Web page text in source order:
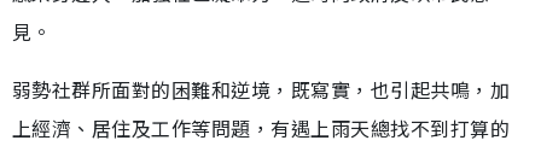
見。
弱勢社群所面對的困難和逆境，既寫實，也引起共鳴，加
上經濟、居住及工作等問題，有遇上雨天總找不到打算的